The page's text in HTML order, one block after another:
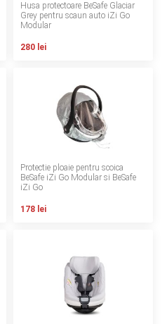
Husa protectoare BeSafe Glaciar
Grey pentru scaun auto iZi Go
Modular
280 lei
Protectie ploaie pentru scoica
BeSafe iZi Go Modular si BeSafe
iZi Go
178 lei